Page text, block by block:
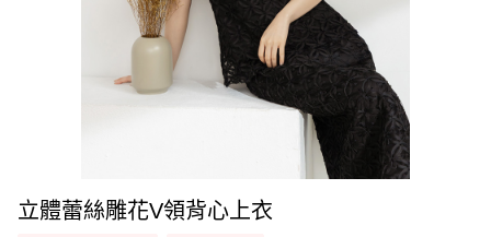
立體蕾絲雕花V領背心上衣